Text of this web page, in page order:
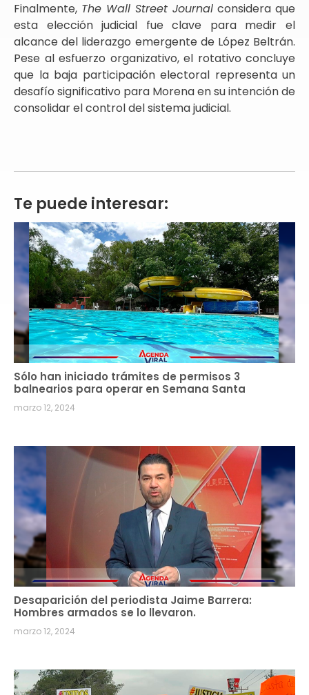
Finalmente, The Wall Street Journal considera que
esta elección judicial fue clave para medir el
alcance del liderazgo emergente de López Beltrán.
Pese al esfuerzo organizativo, el rotativo concluye
que la baja participación electoral representa un
desafío significativo para Morena en su intención de
consolidar el control del sistema judicial.
Te puede interesar:
Sólo han iniciado trámites de permisos 3
balnearios para operar en Semana Santa
marzo 12, 2024
Desaparición del periodista Jaime Barrera:
Hombres armados se lo llevaron.
marzo 12, 2024